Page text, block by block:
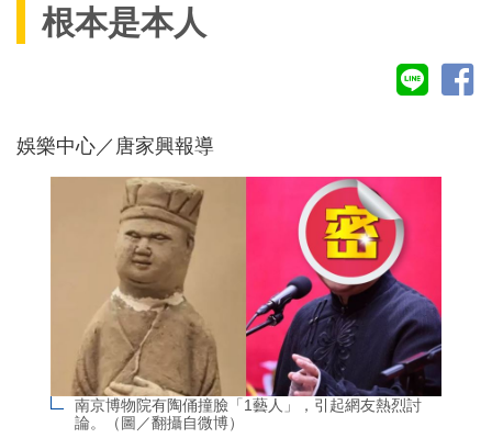
根本是本人
娛樂中心／唐家興報導
南京博物院有陶俑撞臉「1藝人」，引起網友熱烈討
論。（圖／翻攝自微博）